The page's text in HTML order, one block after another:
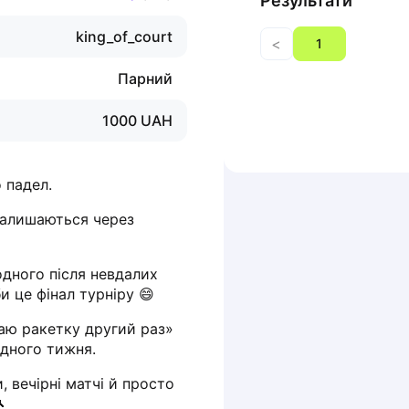
king_of_court
Парний
1000 UAH
падел.
через
після невдалих
це фінал турніру 😄
ракетку другий раз»
тижня.
матчі й просто
< 1